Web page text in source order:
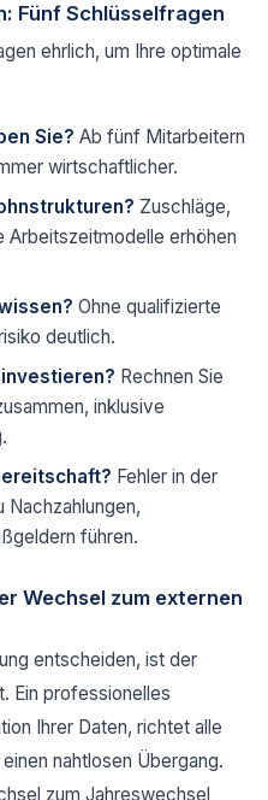
Fünf Schlüsselfragen
ehrlich, um Ihre optimale
Sie? Ab fünf Mitarbeitern
wirtschaftlicher.
Zuschläge,
erhöhen
Ohne qualifizierte
deutlich.
Rechnen Sie
inklusive
Fehler in der
Nachzahlungen,
führen.
Wechsel zum externen
entscheiden, ist der
Ein professionelles
Ihrer Daten, richtet alle
nahtlosen Übergang.
zum Jahreswechsel